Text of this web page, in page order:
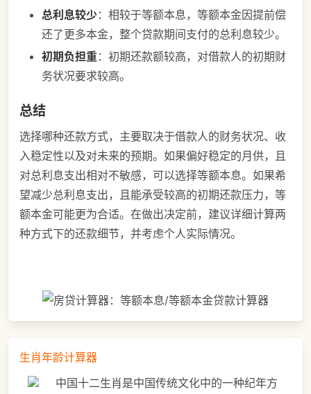
总利息较少：相较于等额本息，等额本金因提前偿
还了更多本金，整个贷款期间支付的总利息较少。
初期负担重：初期还款额较高，对借款人的初期财
务状况要求较高。
总结
选择哪种还款方式，主要取决于借款人的财务状况、收
入稳定性以及对未来的预期。如果偏好稳定的月供，且
对总利息支出相对不敏感，可以选择等额本息。如果希
望减少总利息支出，且能承受较高的初期还款压力，等
额本金可能更为合适。在做出决定前，建议详细计算两
种方式下的还款细节，并考虑个人实际情况。
生肖年龄计算器
中国十二生肖是中国传统文化中的一种纪年方